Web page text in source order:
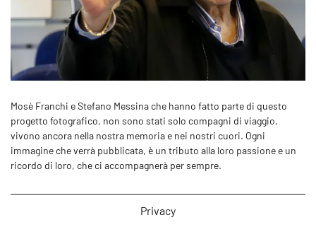
Mosè Franchi e Stefano Messina che hanno fatto parte di questo
progetto fotografico, non sono stati solo compagni di viaggio,
vivono ancora nella nostra memoria e nei nostri cuori. Ogni
immagine che verrà pubblicata, è un tributo alla loro passione e un
ricordo di loro, che ci accompagnerà per sempre.
Privacy